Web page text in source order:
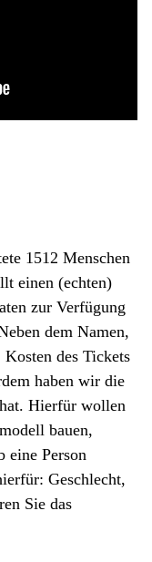
1512 Menschen
einen (echten)
zur Verfügung
dem Namen,
des Tickets
haben wir die
Hierfür wollen
bauen,
eine Person
Geschlecht,
Sie das